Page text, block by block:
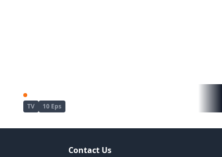
TV 10 Eps
Contact Us